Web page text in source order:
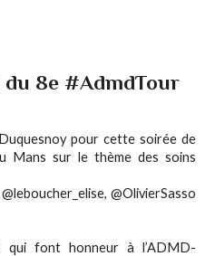
du 8e #AdmdTour
pour cette soirée de
Mans sur le thème des soins
@OlivierSasso
qui font honneur à l’ADMD-